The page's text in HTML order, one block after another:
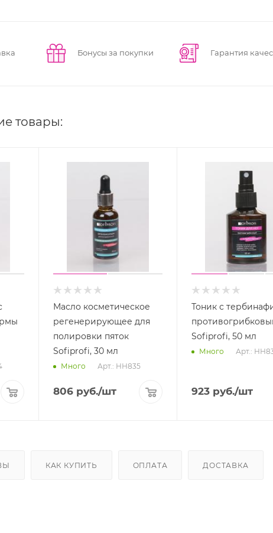
Бонусы за покупки Гарантия
товары:
Масло косметическое
регенерирующее для
полировки пяток
Sofiprofi, 30 мл
Много Арт.: НН835
806руб./шт
Тоник с
Sofiprofi, 50 мл
Много Арт.:
923 руб./шт
КАК КУПИТЬ ОПЛАТА ДОСТАВКА